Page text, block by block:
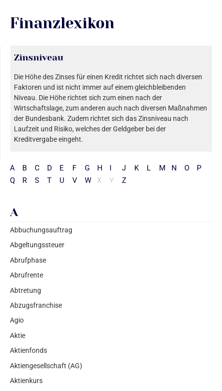
Finanzlexikon
A B C D E F G H J K L M N O
P
Q
R S T U V W X Y Z
A
Abbuchungsauftrag
Abgeltungssteuer
Abrufphase
Abrufrente
Abtretung
Abzugsfranchise
Agio
Aktie
Aktienfonds
Aktiengesellschaft (AG)
Aktienkurs
Zinsniveau
Die Höhe des Zinses für einen Kredit richtet sich nach diversen
Faktoren und ist nicht immer auf einem gleichbleibenden
Niveau. Die Höhe richtet sich zum einen nach der
Wirtschaftslage, zum anderen auch nach diversen Maßnahmen
der Bundesbank. Zudem richtet sich das Zinsniveau nach
Laufzeit und Risiko, welches der Geldgeber bei der
Kreditvergabe eingeht.